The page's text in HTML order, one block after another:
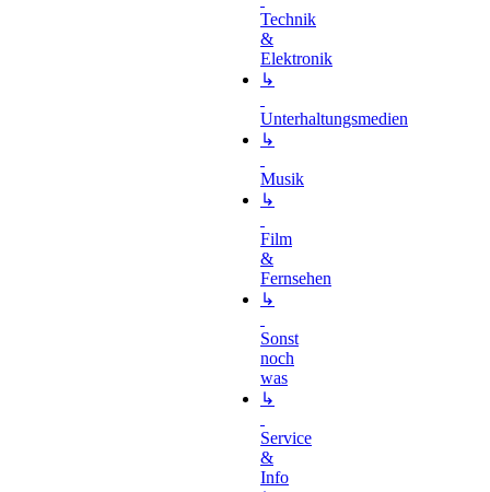
Technik
&
Elektronik
↳
Unterhaltungsmedien
↳
Musik
↳
Film
&
Fernsehen
↳
Sonst
noch
was
↳
Service
&
Info